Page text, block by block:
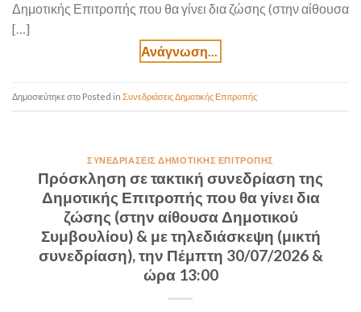
Δημοτικής Επιτροπής που θα γίνει δια ζώσης (στην αίθουσα
[…]
Posted in Συνεδριάσεις Δημοτικής Επιτροπής
ΣΥΝΕΔΡΙΆΣΕΙΣ ΔΗΜΟΤΙΚΉΣ ΕΠΙΤΡΟΠΉΣ
Πρόσκληση σε τακτική συνεδρίαση της
Δημοτικής Επιτροπής που θα γίνει δια
ζώσης (στην αίθουσα Δημοτικού
Συμβουλίου) & με τηλεδιάσκεψη (μικτή
συνεδρίαση), την Πέμπτη 30/07/2026 &
ώρα 13:00